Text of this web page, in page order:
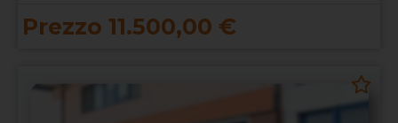
Prezzo 11.500,00 €